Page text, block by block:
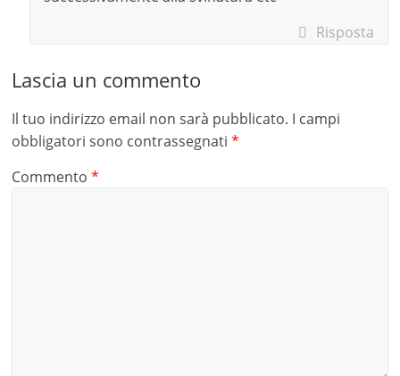
Risposta
Lascia un commento
Il tuo indirizzo email non sarà pubblicato. I campi
obbligatori sono contrassegnati*
Commento*